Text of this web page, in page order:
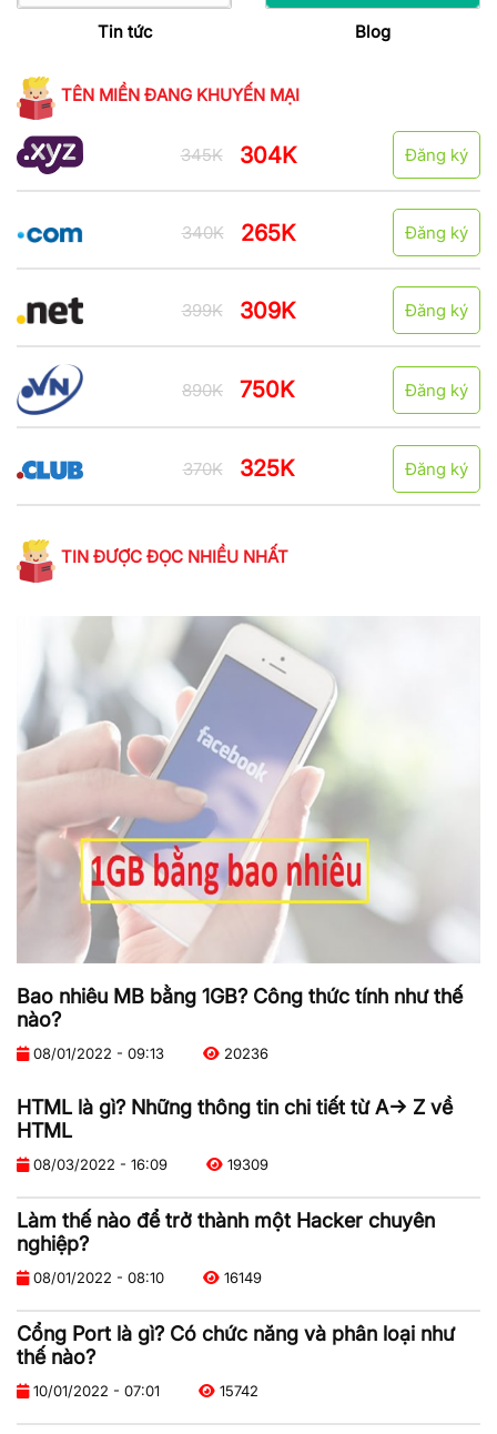
Tin tức Blog
TÊN MIỀN ĐANG KHUYẾN MẠI
345K 304K Đăng ký
340K 265K Đăng ký
399K 309K Đăng ký
890K 750K Đăng ký
370K 325K Đăng ký
TIN ĐƯỢC ĐỌC NHIỀU NHẤT
Bao nhiêu MB bằng 1GB? Công thức tính như thế
nào?
08/01/2022 - 09:13 20236
HTML là gì? Những thông tin chi tiết từ A-> Z về
HTML
08/03/2022 - 16:09 19309
Làm thế nào để trở thành một Hacker chuyên
nghiệp?
08/01/2022 - 08:10 16149
Cổng Port là gì? Có chức năng và phân loại như
thế nào?
10/01/2022 - 07:01 15742